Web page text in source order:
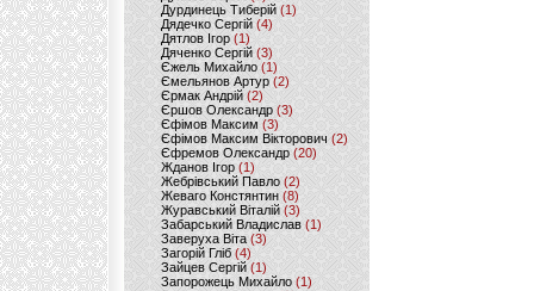
Дурдинець Тиберій (1)
Дядечко Сергій (4)
Дятлов Ігор (1)
Дяченко Сергій (3)
Єжель Михайло (1)
Ємельянов Артур (2)
Єрмак Андрій (2)
Єршов Олександр (3)
Єфімов Максим (3)
Єфімов Максим Вікторович (2)
Єфремов Олександр (20)
Жданов Ігор (1)
Жебрівський Павло (2)
Жеваго Констянтин (8)
Журавський Віталій (3)
Забарський Владислав (1)
Заверуха Віта (3)
Загорій Гліб (4)
Зайцев Сергій(1)
Запорожець Михайло (1)